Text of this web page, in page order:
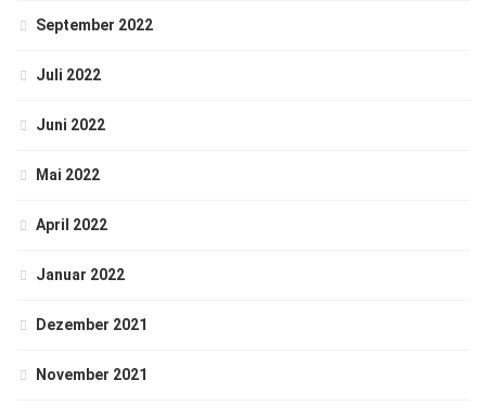
September 2022
Juli 2022
Juni 2022
Mai 2022
April 2022
Januar 2022
Dezember 2021
November 2021